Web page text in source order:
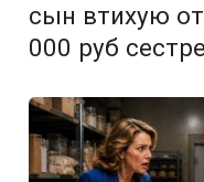
сын втихую
000 руб